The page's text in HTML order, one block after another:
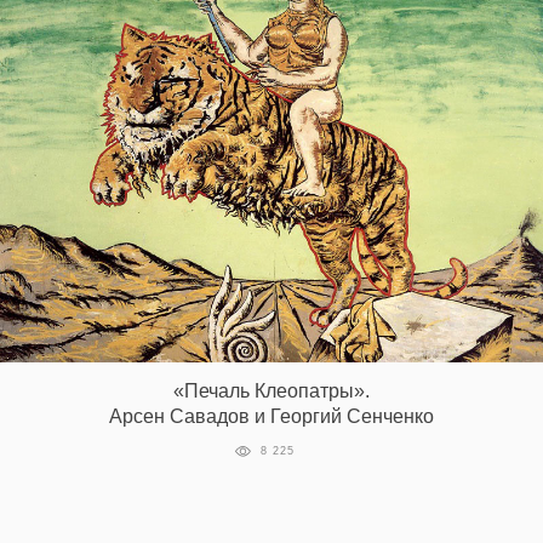
«Печаль Клеопатры».
Арсен Савадов и Георгий Сенченко
8 225